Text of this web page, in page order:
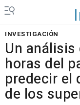
INVESTIGACIÓN
Un
horas del
predecir el
de los